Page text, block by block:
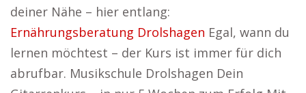
deiner Nähe – hier entlang:
Ernährungsberatung Drolshagen Egal, wann du
lernen möchtest – der Kurs ist immer für dich
abrufbar. Musikschule Drolshagen Dein